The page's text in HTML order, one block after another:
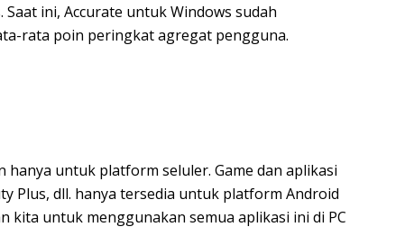
ini, Accurate untuk Windows sudah
rata poin peringkat agregat pengguna.
untuk platform seluler. Game dan aplikasi
Plus, dll. hanya tersedia untuk platform Android
kita untuk menggunakan semua aplikasi ini di PC